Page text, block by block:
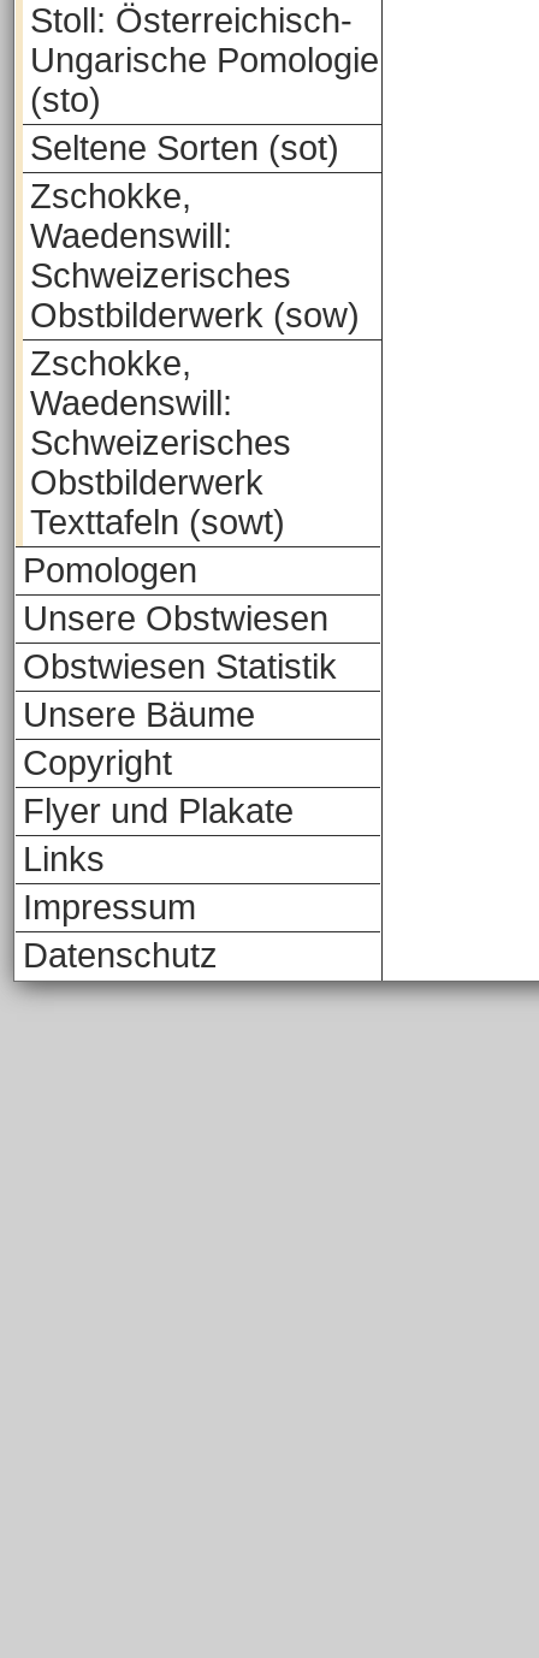
Stoll: Österreichisch-
Ungarische Pomologie
(sto)
Seltene Sorten (sot)
Zschokke,
Waedenswill:
Schweizerisches
Obstbilderwerk (sow)
Zschokke,
Waedenswill:
Schweizerisches
Obstbilderwerk
Texttafeln (sowt)
Pomologen
Unsere Obstwiesen
Obstwiesen Statistik
Unsere Bäume
Copyright
Flyer und Plakate
Links
Impressum
Datenschutz